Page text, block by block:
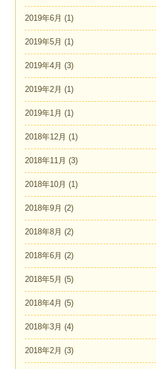
2019年6月 (1)
2019年5月 (1)
2019年4月 (3)
2019年2月 (1)
2019年1月 (1)
2018年12月 (1)
2018年11月 (3)
2018年10月 (1)
2018年9月 (2)
2018年8月 (2)
2018年6月 (2)
2018年5月 (5)
2018年4月 (5)
2018年3月 (4)
2018年2月 (3)